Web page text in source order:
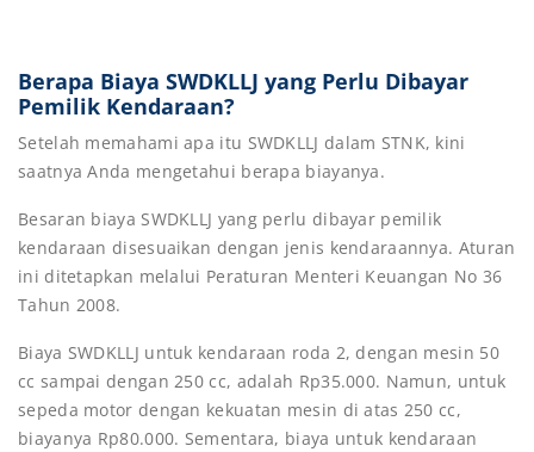
Berapa Biaya SWDKLLJ yang Perlu Dibayar
Pemilik Kendaraan?
Setelah memahami apa itu SWDKLLJ dalam STNK, kini
saatnya Anda mengetahui berapa biayanya.
Besaran biaya SWDKLLJ yang perlu dibayar pemilik
kendaraan disesuaikan dengan jenis kendaraannya. Aturan
ini ditetapkan melalui Peraturan Menteri Keuangan No 36
Tahun 2008.
Biaya SWDKLLJ untuk kendaraan roda 2, dengan mesin 50
cc sampai dengan 250 cc, adalah Rp35.000. Namun, untuk
sepeda motor dengan kekuatan mesin di atas 250 cc,
biayanya Rp80.000. Sementara, biaya untuk kendaraan